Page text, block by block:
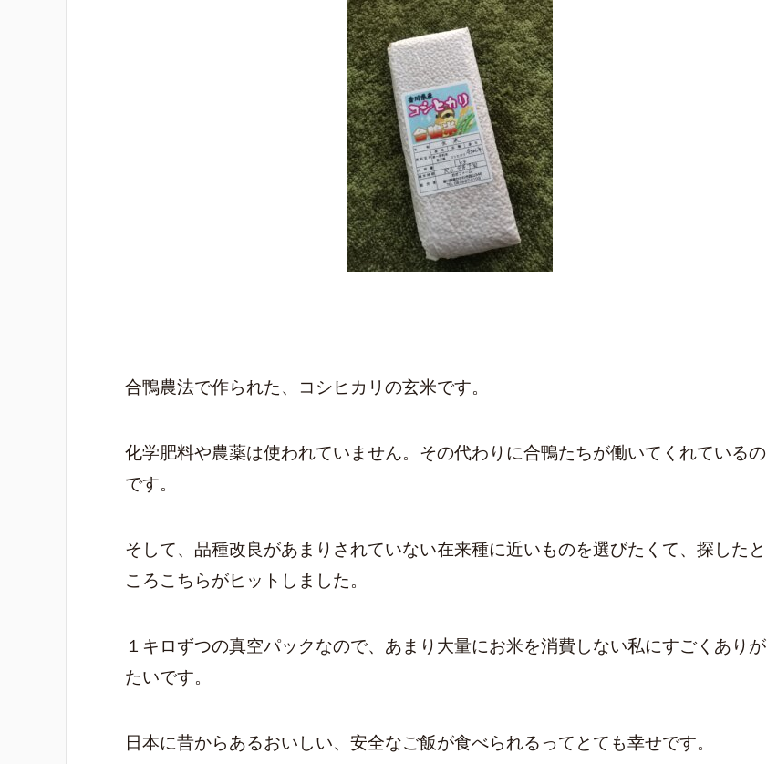
合鴨農法で作られた、コシヒカリの玄米です。
化学肥料や農薬は使われていません。その代わりに合鴨たちが働いてくれているの
です。
そして、品種改良があまりされていない在来種に近いものを選びたくて、探したと
ころこちらがヒットしました。
１キロずつの真空パックなので、あまり大量にお米を消費しない私にすごくありが
たいです。
日本に昔からあるおいしい、安全なご飯が食べられるってとても幸せです。